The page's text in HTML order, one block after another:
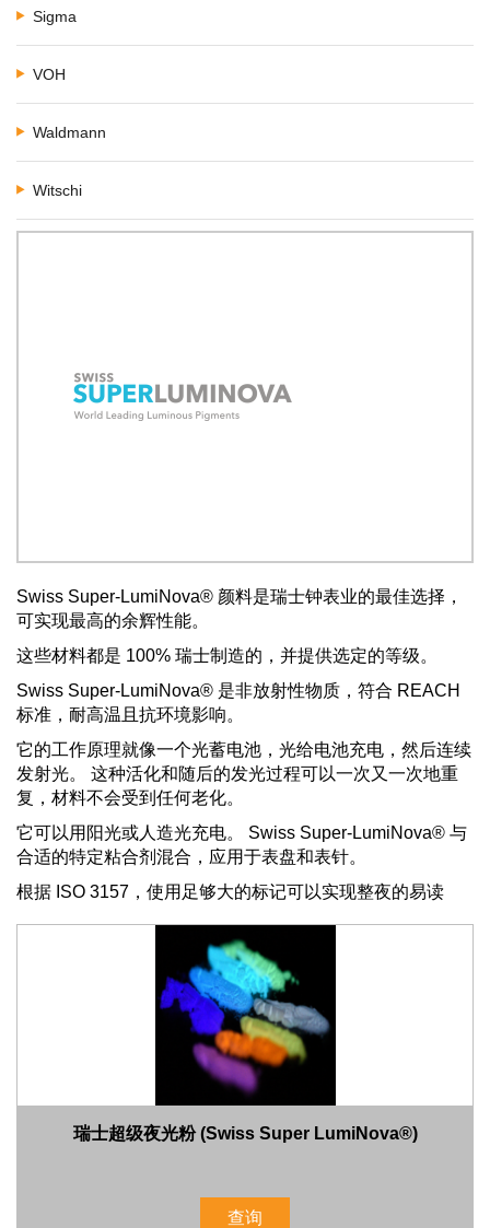
Sigma
VOH
Waldmann
Witschi
Swiss Super-LumiNova® 颜料是瑞士钟表业的最佳选择，
可实现最高的余辉性能。
这些材料都是 100% 瑞士制造的，并提供选定的等级。
Swiss Super-LumiNova® 是非放射性物质，符合 REACH
标准，耐高温且抗环境影响。
它的工作原理就像一个光蓄电池，光给电池充电，然后连续
发射光。 这种活化和随后的发光过程可以一次又一次地重
复，材料不会受到任何老化。
它可以用阳光或人造光充电。 Swiss Super-LumiNova® 与
合适的特定粘合剂混合，应用于表盘和表针。
根据 ISO 3157，使用足够大的标记可以实现整夜的易读
交货时间短和三重质量控制是保持最高质量标准的标准做
瑞士超级夜光粉 (Swiss Super LumiNova®)
查询